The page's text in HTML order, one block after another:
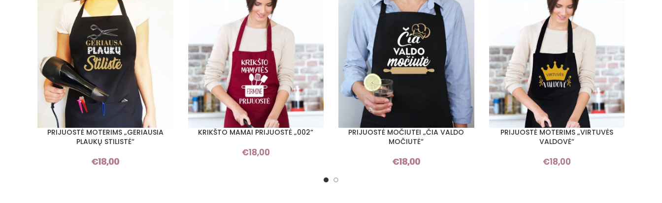
PASIRINKTI SAVYBES
PRIJUOSTĖ MOTERIMS „GERIAUSIA
PLAUKŲ STILISTĖ“
€18,00
PASIRINKTI SAVYBES
KRIKŠTO MAMAI PRIJUOSTĖ „002“
€18,00
PASIRINKTI SAVYBES
PRIJUOSTĖ MOČIUTEI „ČIA VALDO
MOČIUTĖ“
€18,00
PASIRINKTI SAVYBES
PRIJUOSTĖ MOTERIMS „VIRTUVĖS
VALDOVĖ“
€18,00